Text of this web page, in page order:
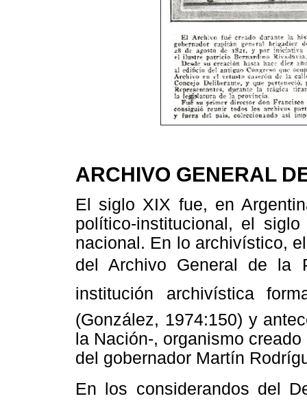
ARCHIVO GENERAL
El siglo XIX fue, en
político-institucional, el
nacional. En lo archivístico,
del Archivo General de la
institución archivística
(González, 1974:150) y
la Nación-, organismo
del gobernador Martín
En los considerandos del